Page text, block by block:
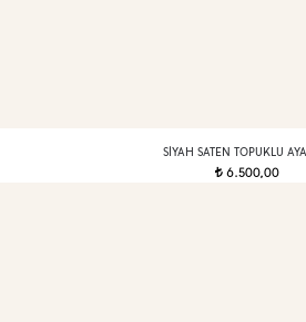
SIYAH SATEN TOPUKLU
t 6.500,00